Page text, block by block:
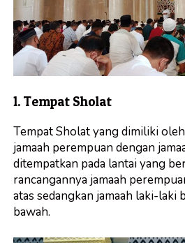
1. Tempat Sholat
Tempat Sholat yang dimiliki
jamaah perempuan dengan
ditempatkan pada lantai yang
rancangannya jamaah
atas sedangkan jamaah laki-laki
bawah.